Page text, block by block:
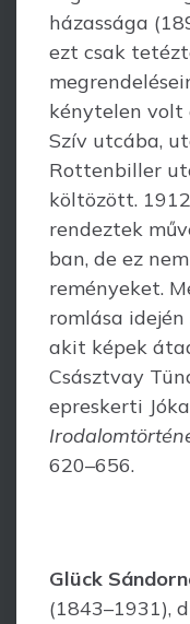
házassága
ezt csak
kénytelen volt
Szív utcába,
Rottenbiller
költözött.
rendeztek
ban, de ez
reményeket.
romlása
akit képek
Császtvay
epreskerti
620–656.
Glück
(1843–1931),